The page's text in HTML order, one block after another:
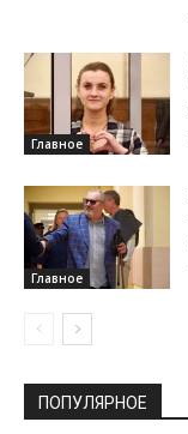
Главное
Главное
ПОПУЛЯРНОЕ